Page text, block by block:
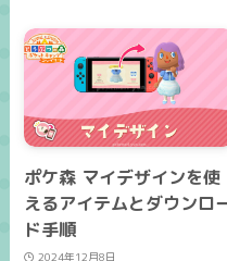
ポケ森 マイデザインを使
えるアイテムとダウンロ
ド手順
2024年12月8日